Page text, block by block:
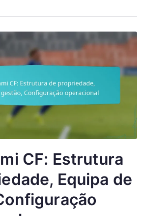
CF: Estrutura
Equipa de